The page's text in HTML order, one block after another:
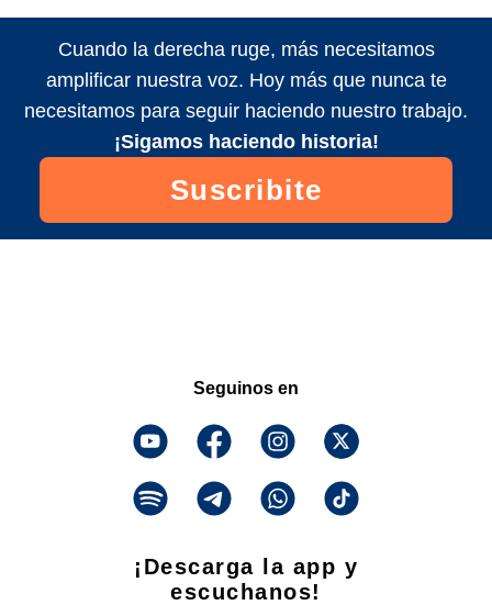
Cuando la derecha ruge, más necesitamos
amplificar nuestra voz. Hoy más que nunca te
necesitamos para seguir haciendo nuestro trabajo.
¡Sigamos haciendo historia!
Suscribite
Seguinos en
¡Descarga la app y
escuchanos!